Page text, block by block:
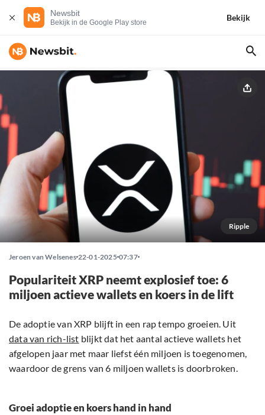
Newsbit
Bekijk in de Google Play store
Bekijk
Ripple
Jeroen van Welsenes 22-01-2025 07:37
Populariteit XRP neemt explosief toe: 6
miljoen actieve wallets en koers in de lift
De adoptie van XRP blijft in een rap tempo groeien. Uit
data van rich-list blijkt dat het aantal actieve wallets het
afgelopen jaar met maar liefst één miljoen is toegenomen,
waardoor de grens van 6 miljoen wallets is doorbroken.
Groei adoptie en koers hand in hand